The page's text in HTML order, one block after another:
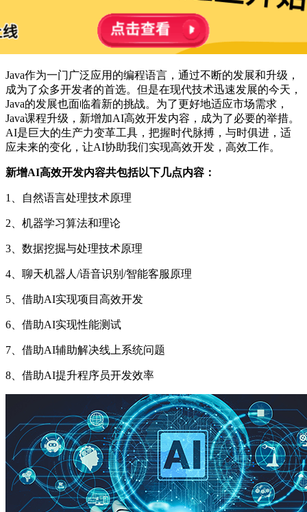
Java作为一门广泛应用的编程语言，通过不断的发展和升级，
成为了众多开发者的首选。但是在现代技术迅速发展的今天，
Java的发展也面临着新的挑战。为了更好地适应市场需求，
Java课程升级，新增加AI高效开发内容，成为了必要的举措。
AI是巨大的生产力变革工具，把握时代脉搏，与时俱进，适
应未来的变化，让AI协助我们实现高效开发，高效工作。
新增AI高效开发内容共包括以下几点内容：
1、自然语言处理技术原理
2、机器学习算法和理论
3、数据挖掘与处理技术原理
4、聊天机器人/语音识别/智能客服原理
5、借助AI实现项目高效开发
6、借助AI实现性能测试
7、借助AI辅助解决线上系统问题
8、借助AI提升程序员开发效率